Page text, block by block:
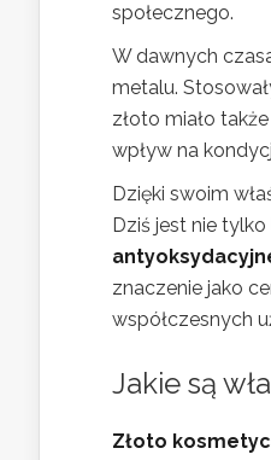
społecznego.
W dawnych
metalu.
złoto miało
wpływ na
Dzięki swoim
Dziś jest nie
znaczenie jako
współczesnych
Jakie są
Złoto